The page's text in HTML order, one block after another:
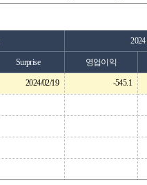
2024
Surprise 영업이익
2024/02/19 -545.1